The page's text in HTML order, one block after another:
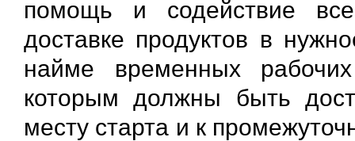
помощь и содействие
доставке продуктов в
найме временных
которым должны быть
месту старта и к